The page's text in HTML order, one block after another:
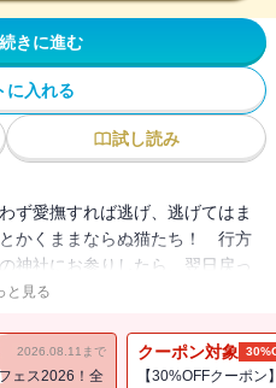
きに進む
に入れる
試し読み
ず愛撫すれば逃げ、逃げてはま
かくままならぬ猫たち！ 行方
神社にお参りしたら、翌日戻っ
に「猫返し神社」として猫好き
巨匠が翻弄される面白すぎる猫
す。
と見る
2026.08.11まで
ェス2026！全
クーポン対象
【30%OFFクーポ